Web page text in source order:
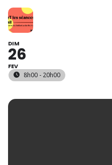
DIM
26
FEV
8h00 - 20h00